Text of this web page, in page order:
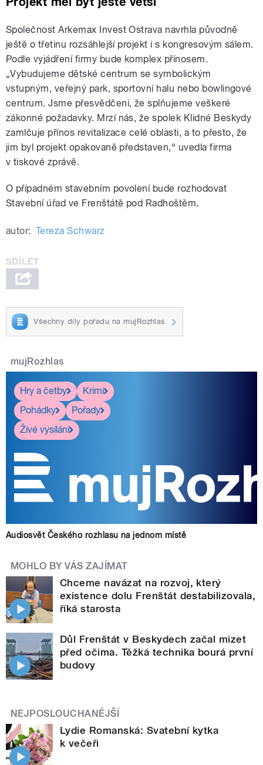
Společnost Arkemax Invest Ostrava navrhla původně
ještě o třetinu rozsáhlejší projekt i s kongresovým sálem.
Podle vyjádření firmy bude komplex přínosem.
„Vybudujeme dětské centrum se symbolickým
vstupným, veřejný park, sportovní halu nebo bowlingové
centrum. Jsme přesvědčeni, že splňujeme veškeré
zákonné požadavky. Mrzí nás, že spolek Klidné Beskydy
zamlčuje přínos revitalizace celé oblasti, a to přesto, že
jim byl projekt opakovaně představen,“ uvedla firma
v tiskové zprávě.
O případném stavebním povolení bude rozhodovat
Stavební úřad ve Frenštátě pod Radhoštěm.
autor: Tereza Schwarz
Všechny díly pořadu na mujRozhlas
mujRozhlas
Hry a četby
Krimi
Pohádky
Pořady
Živé vysílání
Audiosvět Českého rozhlasu na jednom místě
MOHLO BY VÁS ZAJÍMAT
Chceme navázat na rozvoj, který
existence dolu Frenštát destabilizovala,
říká starosta
Důl Frenštát v Beskydech začal mizet
před očima. Těžká technika bourá první
budovy
NEJPOSLOUCHANĚJŠÍ
Lydie Romanská: Svatební kytka
k večeři